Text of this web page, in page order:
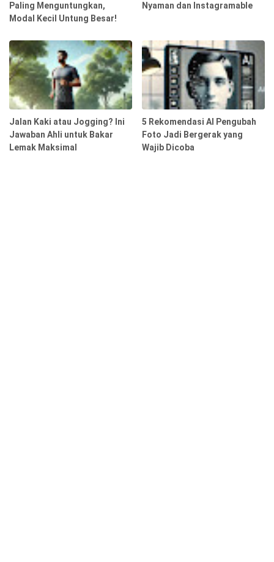
Paling Menguntungkan,
Modal Kecil Untung Besar!
Nyaman dan Instagramable
Jalan Kaki atau Jogging? Ini
Jawaban Ahli untuk Bakar
Lemak Maksimal
5 Rekomendasi AI Pengubah
Foto Jadi Bergerak yang
Wajib Dicoba